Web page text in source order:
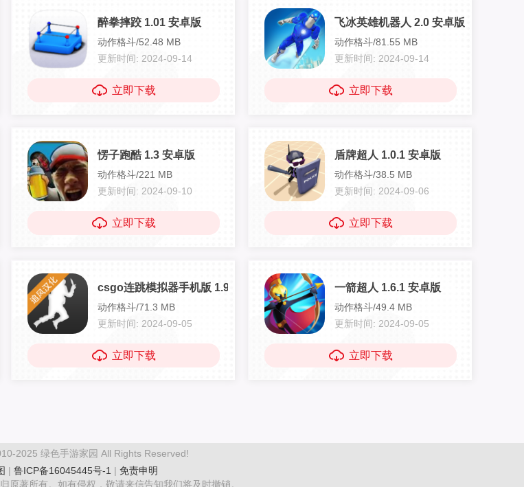
醉拳摔跤 1.01 安卓版
动作格斗/52.48 MB
更新时间: 2024-09-14
立即下载
飞冰英雄机器人 2.0 安卓版
动作格斗/81.55 MB
更新时间: 2024-09-14
立即下载
安卓版 愣子跑酷 1.3 安卓版
动作格斗/221 MB
更新时间: 2024-09-10
立即下载
盾牌超人 1.0.1 安卓版
动作格斗/38.5 MB
更新时间: 2024-09-06
立即下载
版 csgo连跳模拟器手机版 1.9.10 安卓版
动作格斗/71.3 MB
更新时间: 2024-09-05
立即下载
一箭超人 1.6.1 安卓版
动作格斗/49.4 MB
更新时间: 2024-09-05
立即下载
2025 绿色手游家园 All Rights Reserved!
| 鲁ICP备16045445号-1 | 免责申明
原著所有。如有侵权，敬请来信告知我们将及时撤销。